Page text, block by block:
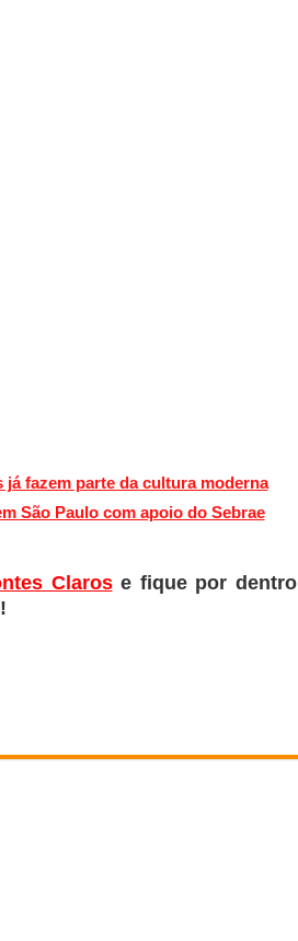
fazem parte da cultura moderna
São Paulo com apoio do Sebrae
Clarose fique por dentro